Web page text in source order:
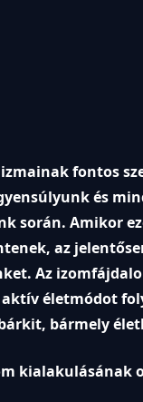
fontos
és
során. Amikor
az
Az
életmódot
bármely
kialakulásának